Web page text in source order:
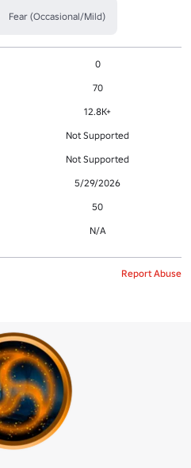
Fear (Occasional/Mild)
0
70
12.8K+
Not Supported
Not Supported
5/29/2026
50
N/A
Report Abuse